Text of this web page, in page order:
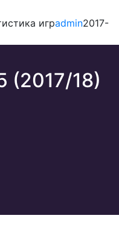
игрadmin2017-
18)